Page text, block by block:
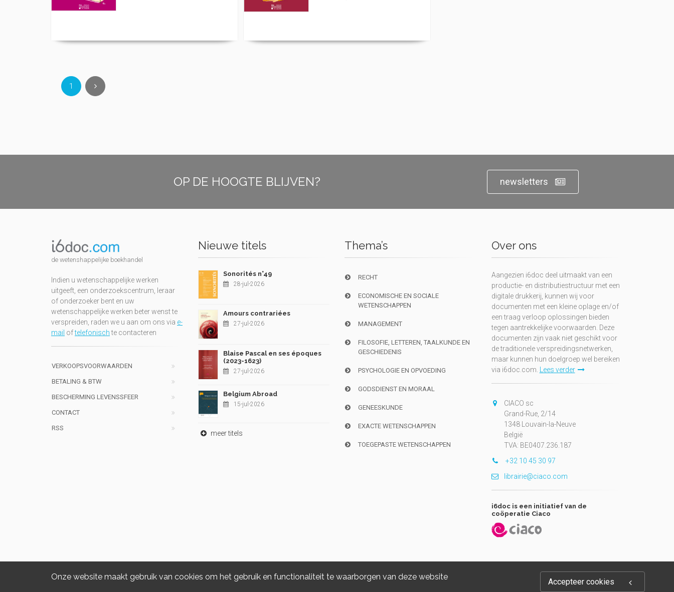
Onze website maakt gebruik van cookies om het gebruik en functionaliteit te waarborgen van deze website
Accepteer cookies
1
OP DE HOOGTE BLIJVEN? newsletters
de wetenshappelijke boekhandel
Indien u wetenschappelijke werken
uitgeeft, een onderzoekscentrum, leraar
of onderzoeker bent en uw
wetenschappelijke werken beter wenst te
verspreiden, raden we u aan om ons via e-
mail oftelefonischte contacteren
VERKOOPSVOORWAARDEN
BETALING & BTW
BESCHERMING LEVENSSFEER
CONTACT
RSS
Nieuwe titels
Sonorités n°49
28-jul-2026
Amours contrariées
27-jul-2026
Blaise Pascal en ses époques
(2023-1623)
27-jul-2026
Belgium Abroad
15-jul-2026
meer titels
Thema’s
RECHT
ECONOMISCHE EN SOCIALE
WETENSCHAPPEN
MANAGEMENT
FILOSOFIE, LETTEREN, TAALKUNDE EN
GESCHIEDENIS
PSYCHOLOGIE EN OPVOEDING
GODSDIENST EN MORAAL
GENEESKUNDE
EXACTE WETENSCHAPPEN
TOEGEPASTE WETENSCHAPPEN
Over ons
Aangezien i6doc deel uitmaakt van een
productie- en distributiestructuur met een
digitale drukkerij, kunnen wij voor
documenten met een kleine oplage en/of
een traag verloop oplossingen bieden
tegen aantrekkelijke voorwaarden. Deze
documenten zijn vaak niet geschikt voor
de traditionele verspreidingsnetwerken,
maar kunnen hun doelgroep wel bereiken
via i6doc.com.
Lees verder
CIACO sc
Grand-Rue, 2/14
1348 Louvain-la-Neuve
België
TVA: BE0407.236.187
+32 10 45 30 97
librairie@ciaco.com
i6doc is een initiatief van de
coöperatie Ciaco